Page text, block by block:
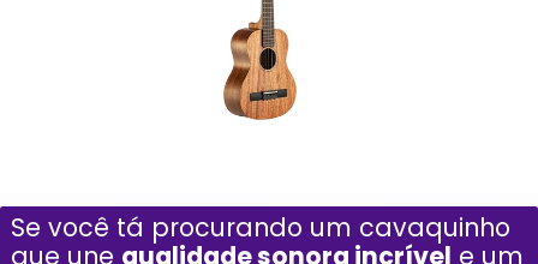
Se você tá procurando um cavaquinho
que une qualidade sonora incrível e um